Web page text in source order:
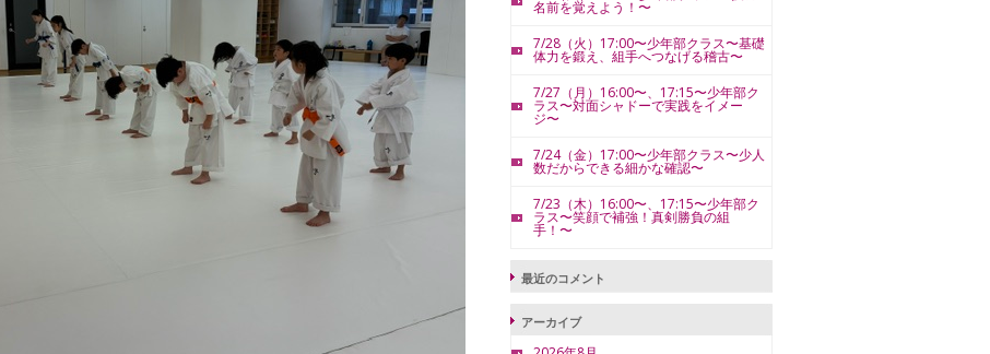
名前を覚えよう！〜
7/28（火）17:00〜少年部クラス〜基礎
体力を鍛え、組手へつなげる稽古〜
7/27（月）16:00〜、17:15〜少年部ク
ラス〜対面シャドーで実践をイメー
ジ〜
7/24（金）17:00〜少年部クラス〜少人
数だからできる細かな確認〜
7/23（木）16:00〜、17:15〜少年部ク
ラス〜笑顔で補強！真剣勝負の組
手！〜
最近のコメント
アーカイブ